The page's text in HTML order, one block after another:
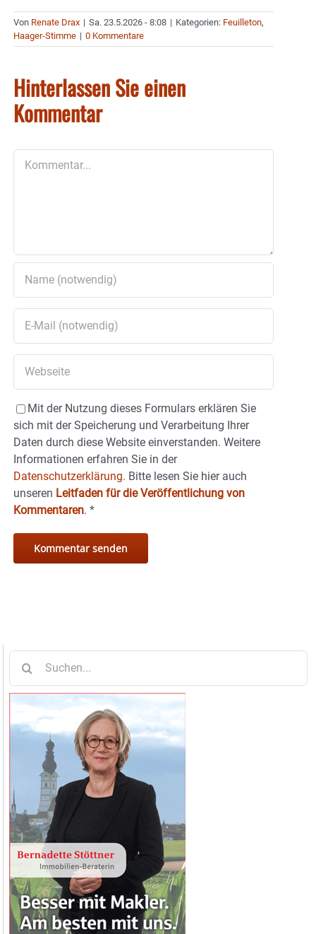
Von Renate Drax | Sa. 23.5.2026 - 8:08 | Kategorien: Feuilleton,
Haager-Stimme | 0 Kommentare
Hinterlassen Sie einen
Kommentar
Mit der Nutzung dieses Formulars erklären Sie
sich mit der Speicherung und Verarbeitung Ihrer
Daten durch diese Website einverstanden. Weitere
Informationen erfahren Sie in der
Datenschutzerklärung. Bitte lesen Sie hier auch
unseren Leitfaden für die Veröffentlichung von
Kommentaren. *
nach: